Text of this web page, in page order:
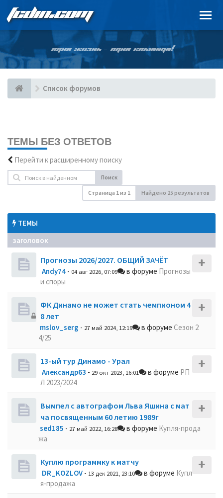
FCDIN.COM
ОДНА ЖИЗНЬ – ОДНА КОМАНДА!
Список форумов
ТЕМЫ БЕЗ ОТВЕТОВ
Перейти к расширенному поиску
Поиск
Страница 1из 1 Найдено 25 результатов
ТЕМЫ
заголовок
Прогнозы 2026/2027. ОБЩИЙ ЗАЧЁТ
Andy74 - 04 авг 2026, 07:09 в форуме Прогнозы
и споры
ФК Динамо не может стать чемпионом 4
8 лет
mslov_serg - 27 май 2024, 12:19 в форуме Сезон 2
4/25
13-ый тур Динамо - Урал
Александр63 - 29 окт 2023, 16:01 в форуме РП
Л 2023/2024
Вымпел с автографом Льва Яшина с мат
ча посвященным 60 летию 1989г
sed185 - 27 май 2022, 16:28 в форуме Купля-прода
жа
Куплю программку к матчу
DR_KOZLOV - 13 дек 2021, 23:10 в форуме Купл
я-продажа